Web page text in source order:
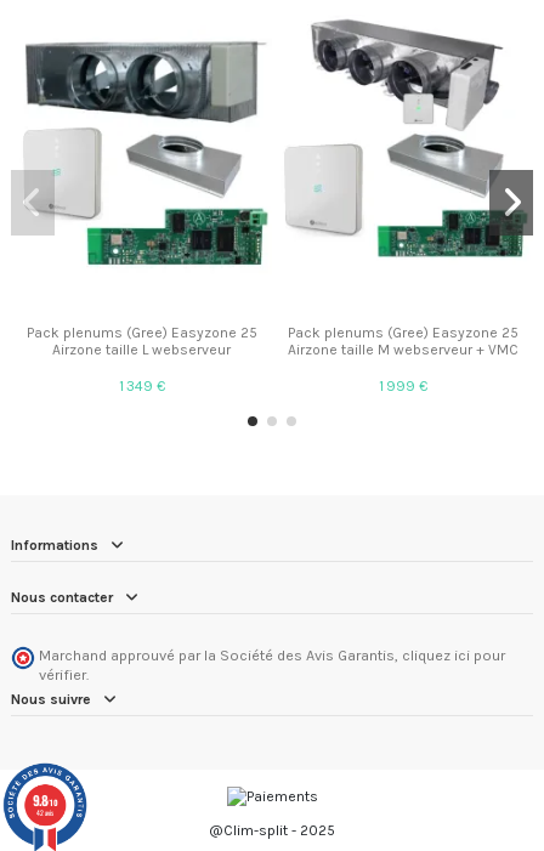
Pack plenums (Gree) Easyzone 25
Airzone taille L webserveur
1 349 €
Pack plenums (Gree) Easyzone 25
Airzone taille M webserveur + VMC
1 999 €
Informations
Nous contacter
Marchand approuvé par la Société des Avis Garantis, cliquez ici pour
vérifier.
Nous suivre
@Clim-split - 2025
9.8/10
42 avis